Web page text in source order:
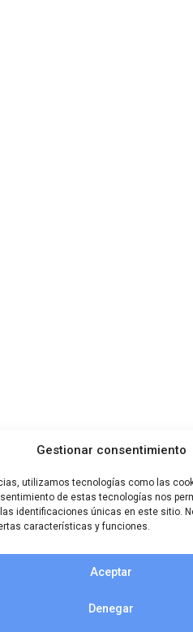
Gestionar consentimiento
utilizamos tecnologías como las
de estas tecnologías nos
identificaciones únicas en este sitio.
características y funciones.
Aceptar
Denegar